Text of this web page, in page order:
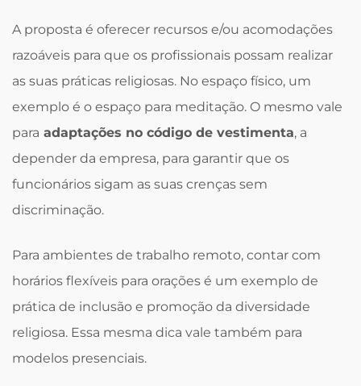
A proposta é oferecer recursos e/ou acomodações
razoáveis para que os profissionais possam realizar
as suas práticas religiosas. No espaço físico, um
exemplo é o espaço para meditação. O mesmo vale
para adaptações no código de vestimenta, a
depender da empresa, para garantir que os
funcionários sigam as suas crenças sem
discriminação.
Para ambientes de trabalho remoto, contar com
horários flexíveis para orações é um exemplo de
prática de inclusão e promoção da diversidade
religiosa. Essa mesma dica vale também para
modelos presenciais.